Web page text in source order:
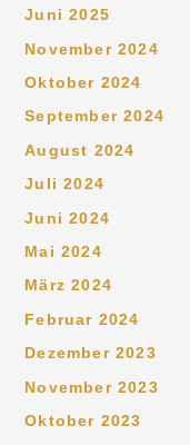
Juni 2025
November 2024
Oktober 2024
September 2024
August 2024
Juli 2024
Juni 2024
Mai 2024
März 2024
Februar 2024
Dezember 2023
November 2023
Oktober 2023